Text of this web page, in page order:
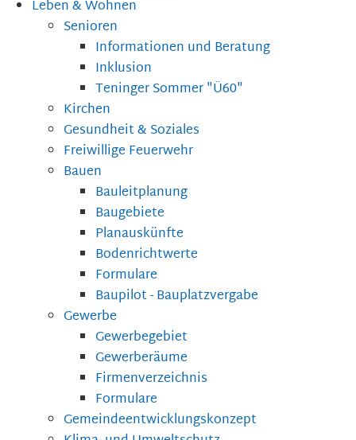
Leben & Wohnen
Senioren
Informationen und Beratung
Inklusion
Teninger Sommer "Ü60"
Kirchen
Gesundheit & Soziales
Freiwillige Feuerwehr
Bauen
Bauleitplanung
Baugebiete
Planauskünfte
Bodenrichtwerte
Formulare
Baupilot - Bauplatzvergabe
Gewerbe
Gewerbegebiet
Gewerberäume
Firmenverzeichnis
Formulare
Gemeindeentwicklungskonzept